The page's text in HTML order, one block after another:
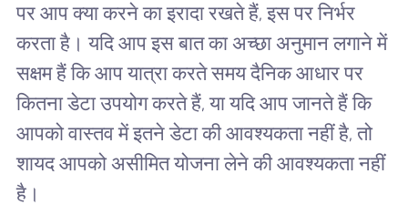
पर आप क्या करने का इरादा रखते हैं, इस पर निर्भर
करता है। यदि आप इस बात का अच्छा अनुमान लगाने में
सक्षम हैं कि आप यात्रा करते समय दैनिक आधार पर
कितना डेटा उपयोग करते हैं, या यदि आप जानते हैं कि
आपको वास्तव में इतने डेटा की आवश्यकता नहीं है, तो
शायद आपको असीमित योजना लेने की आवश्यकता नहीं
है।